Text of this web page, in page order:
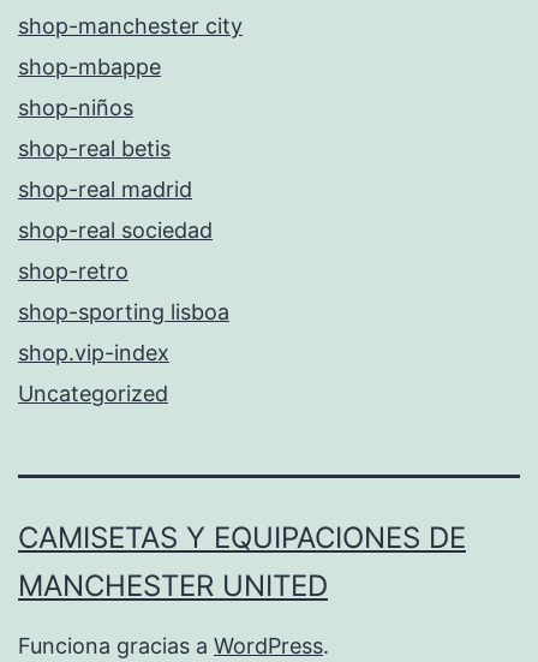
shop-manchester city
shop-mbappe
shop-niños
shop-real betis
shop-real madrid
shop-real sociedad
shop-retro
shop-sporting lisboa
shop.vip-index
Uncategorized
CAMISETAS Y EQUIPACIONES DE
MANCHESTER UNITED
Funciona gracias a WordPress.